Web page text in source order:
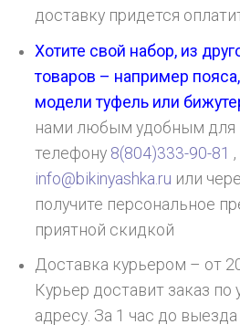
доставку придется
Хотите свой набор, из
товаров – например
модели туфель или
нами любым удобным для
телефону 8(804)333-90-81
info@bikinyashka.ru или
получите персональное
приятной скидкой
Доставка курьером – от
Курьер доставит заказ по
адресу. За 1 час до